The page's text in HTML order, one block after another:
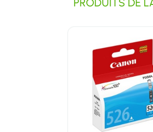
PRODUITS DE